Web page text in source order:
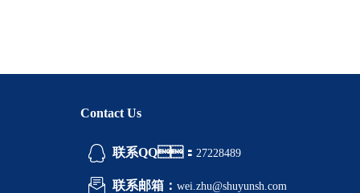
Contact Us
联系QQ： 27228489
联系邮箱： wei.zhu@shuyunsh.com